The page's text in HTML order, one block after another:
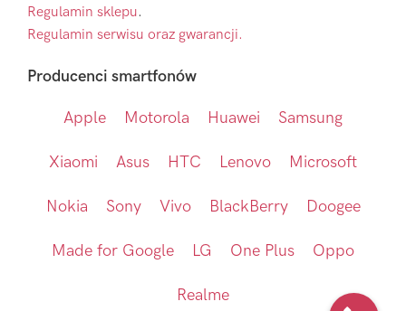
Regulamin sklepu.
Regulamin serwisu oraz gwarancji.
Producenci smartfonów
Apple Motorola Huawei Samsung
Xiaomi Asus HTC Lenovo Microsoft
Nokia Sony Vivo BlackBerry Doogee
Made for Google LG One Plus Oppo
Realme